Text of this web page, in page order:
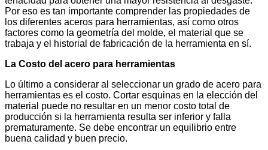
Por eso es tan importante comprender las propiedades de
los diferentes aceros para herramientas, así como otros
factores como la geometría del molde, el material que se
trabaja y el historial de fabricación de la herramienta en sí.
La Costo del acero para herramientas
Lo último a considerar al seleccionar un grado de acero para
herramientas es el costo. Cortar esquinas en la elección del
material puede no resultar en un menor costo total de
producción si la herramienta resulta ser inferior y falla
prematuramente. Se debe encontrar un equilibrio entre
buena calidad y buen precio.